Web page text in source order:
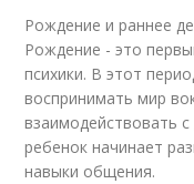
Рождение и раннее
Рождение - это
психики. В этот
воспринимать мир
взаимодействовать
ребенок начинает
навыки общения.